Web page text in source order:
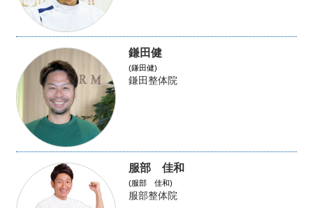
鎌田健
(鎌田健)
鎌田整体院
服部 佳和
(服部 佳和)
服部整体院